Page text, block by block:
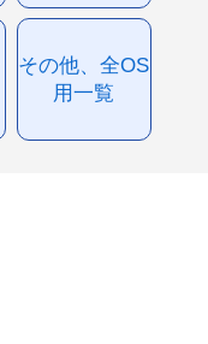
その他、全OS
用一覧